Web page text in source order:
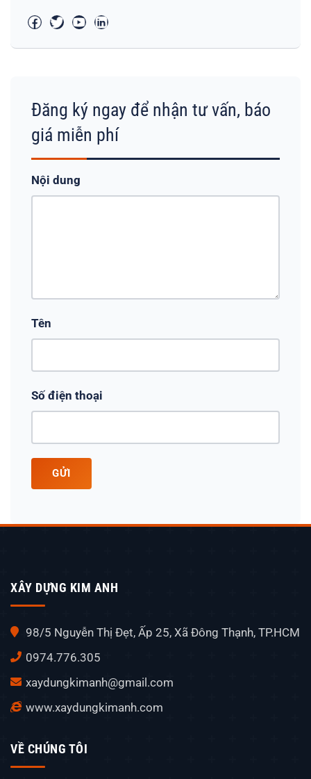
Đăng ký ngay để nhận tư vấn, báo
giá miễn phí
Nội dung
Tên
Số điện thoại
GỬI
XÂY DỰNG KIM ANH
98/5 Nguyễn Thị Đẹt, Ấp 25, Xã Đông Thạnh, TP.HCM
0974.776.305
xaydungkimanh@gmail.com
www.xaydungkimanh.com
VỀ CHÚNG TÔI